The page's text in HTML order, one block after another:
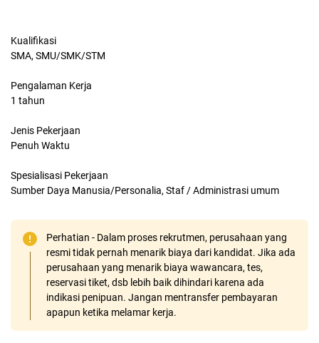
Kualifikasi
SMA, SMU/SMK/STM
Pengalaman Kerja
1 tahun
Jenis Pekerjaan
Penuh Waktu
Spesialisasi Pekerjaan
Sumber Daya Manusia/Personalia, Staf / Administrasi umum
Perhatian - Dalam proses rekrutmen, perusahaan yang
resmi tidak pernah menarik biaya dari kandidat. Jika ada
perusahaan yang menarik biaya wawancara, tes,
reservasi tiket, dsb lebih baik dihindari karena ada
indikasi penipuan. Jangan mentransfer pembayaran
apapun ketika melamar kerja.